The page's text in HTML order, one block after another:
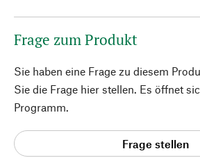
Frage zum Produkt
Sie haben eine Frage zu diesem
Sie die Frage hier stellen. Es öffnet
Programm.
Frage stellen